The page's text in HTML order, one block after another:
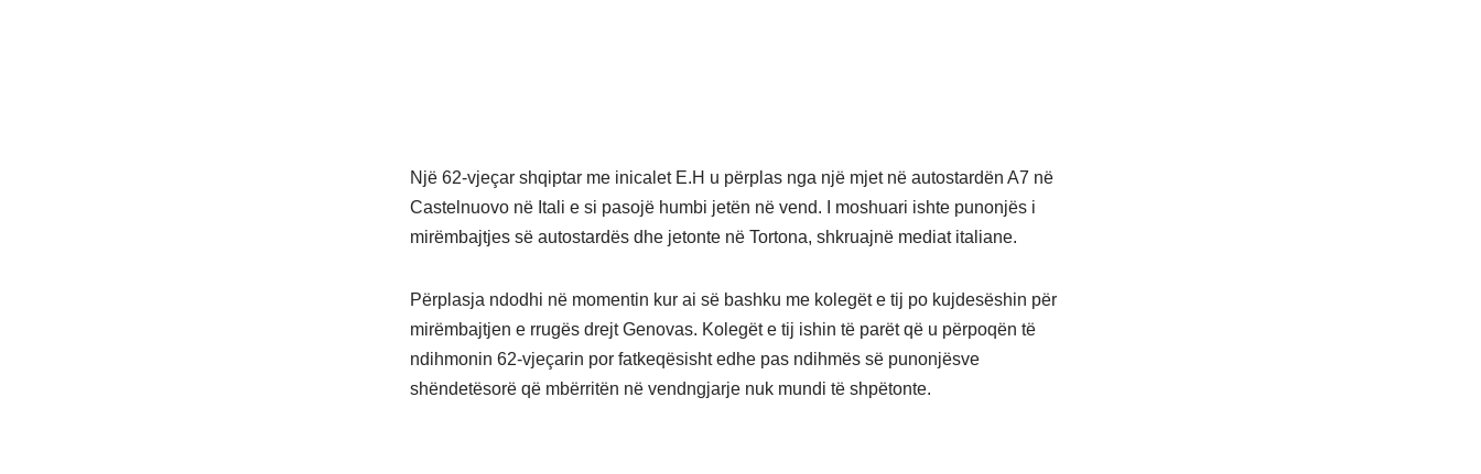
Një 62-vjeçar shqiptar me inicalet E.H u përplas nga një mjet në autostardën A7 në
Castelnuovo në Itali e si pasojë humbi jetën në vend. I moshuari ishte punonjës i
mirëmbajtjes së autostardës dhe jetonte në Tortona, shkruajnë mediat italiane.
Përplasja ndodhi në momentin kur ai së bashku me kolegët e tij po kujdesëshin për
mirëmbajtjen e rrugës drejt Genovas. Kolegët e tij ishin të parët që u përpoqën të
ndihmonin 62-vjeçarin por fatkeqësisht edhe pas ndihmës së punonjësve
shëndetësorë që mbërritën në vendngjarje nuk mundi të shpëtonte.